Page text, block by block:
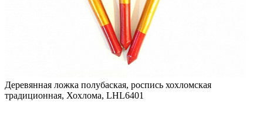
Деревянная ложка полубаская, роспись хохломская
традиционная, Хохлома, LHL6401